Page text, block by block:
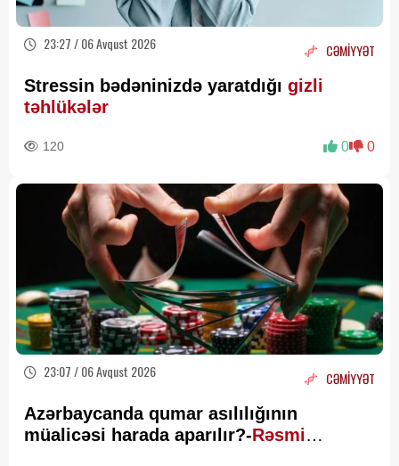
23:27 / 06 Avqust 2026 CƏMİYYƏT
Stressin bədəninizdə yaratdığı gizli
təhlükələr
120 0 0
23:07 / 06 Avqust 2026 CƏMİYYƏT
Azərbaycanda qumar asılılığının
müalicəsi harada aparılır?-Rəsmi